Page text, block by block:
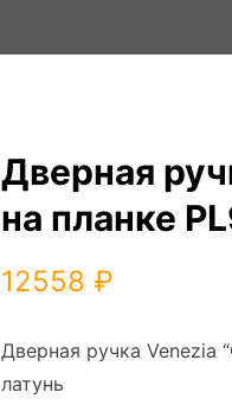
Дверная
на планке
12558 ₽
Дверная ручка Venezia
латунь